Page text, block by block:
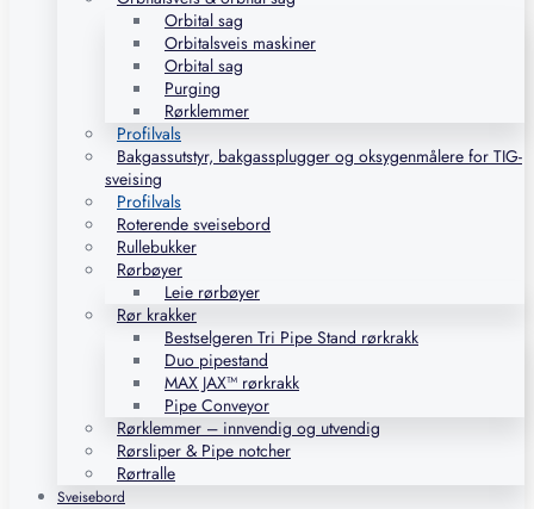
Orbital sag
Orbitalsveis maskiner
Orbital sag
Purging
Rørklemmer
Profilvals
Bakgassutstyr, bakgassplugger og oksygenmålere for TIG-
sveising
Profilvals
Roterende sveisebord
Rullebukker
Rørbøyer
Leie rørbøyer
Rør krakker
Bestselgeren Tri Pipe Stand rørkrakk
Duo pipestand
MAX JAX™ rørkrakk
Pipe Conveyor
Rørklemmer – innvendig og utvendig
Rørsliper & Pipe notcher
Rørtralle
Sveisebord